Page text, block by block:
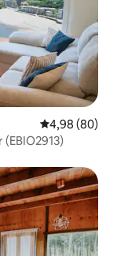
4,98 de uma
4,98 (80)